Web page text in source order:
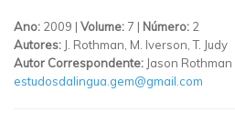
Ano: 2009 | Volume: 7 | Número: 2
Autores: J. Rothman, M. Iverson, T. Judy
Autor Correspondente: Jason Rothman
estudosdalingua.gem@gmail.com